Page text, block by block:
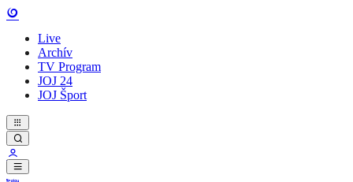
Live
Archív
TV Program
JOJ 24
JOJ Šport